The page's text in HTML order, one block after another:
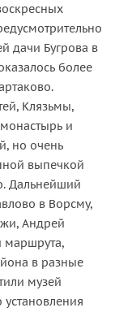
дачи Бугрова в
более
Клязьмы,
и
но очень
выпечкой
Дальнейший
в Ворсму,
Андрей
маршрута,
в разные
музей